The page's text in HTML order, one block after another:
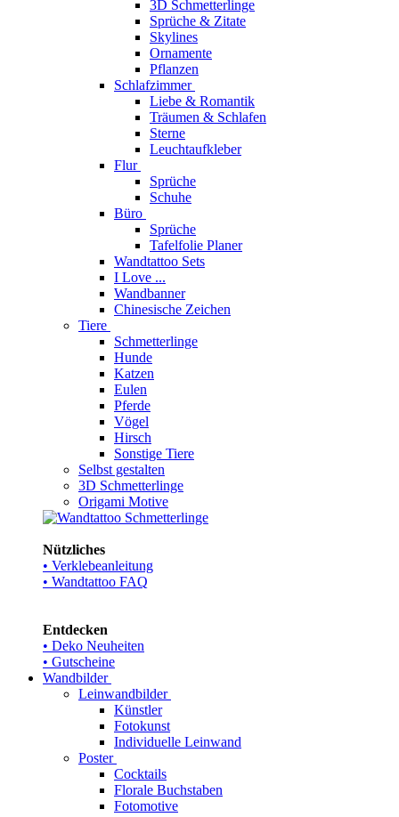
3D Schmetterlinge
Sprüche & Zitate
Skylines
Ornamente
Pflanzen
Schlafzimmer
Liebe & Romantik
Träumen & Schlafen
Sterne
Leuchtaufkleber
Flur
Sprüche
Schuhe
Büro
Sprüche
Tafelfolie Planer
Wandtattoo Sets
I Love ...
Wandbanner
Chinesische Zeichen
Tiere
Schmetterlinge
Hunde
Katzen
Eulen
Pferde
Vögel
Hirsch
Sonstige Tiere
Selbst gestalten
3D Schmetterlinge
Origami Motive
Nützliches
• Verklebeanleitung
• Wandtattoo FAQ
Entdecken
• Deko Neuheiten
• Gutscheine
Wandbilder
Leinwandbilder
Künstler
Fotokunst
Individuelle Leinwand
Poster
Cocktails
Florale Buchstaben
Fotomotive